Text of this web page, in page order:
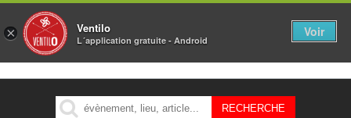
MENU
× Ventilo
L´application gratuite - Android
Voir